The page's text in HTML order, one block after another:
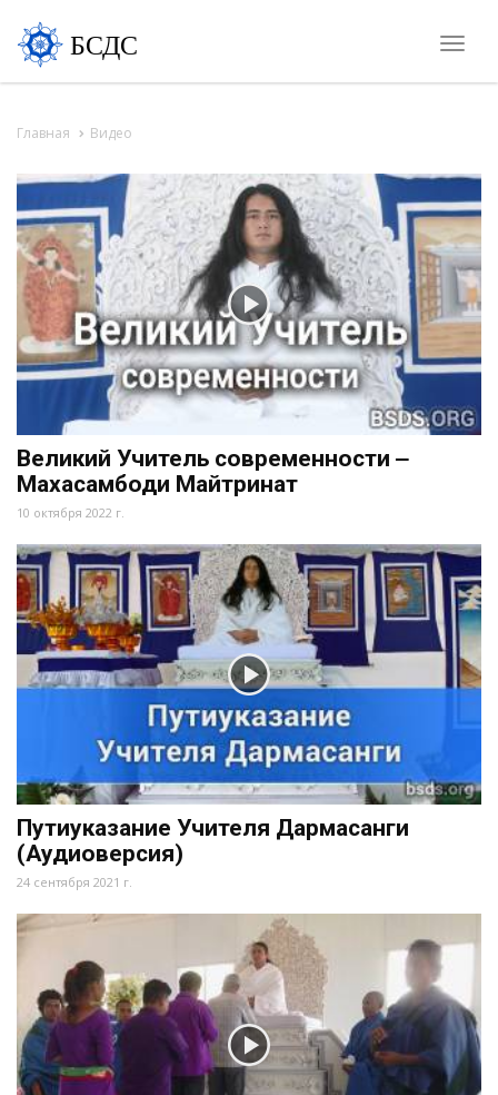
Toggle
БСДС
Главная Видео
Великий Учитель современности ‒
Махасамбоди Майтринат
10 октября 2022 г.
Путиуказание Учителя Дармасанги
(Аудиоверсия)
24 сентября 2021 г.